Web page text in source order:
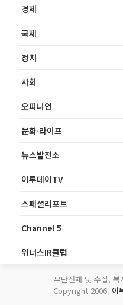
경제
국제
정치
사회
오피니언
문화·라이프
뉴스발전소
이투데이TV
스페셜리포트
Channel 5
위너스IR클럽
무단전재 및 수집, 복
Copyright 2006. 이